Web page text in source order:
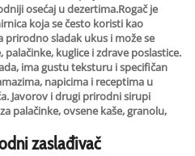
osećaj u dezertima.Rogač je
koja se često koristi kao
prirodno sladak ukus i može se
kuglice i zdrave poslastice.
ima gustu teksturu i specifičan
napicima i receptima u
Javorov i drugi prirodni sirupi
palačinke, ovsene kaše, granolu,
zaslađivač